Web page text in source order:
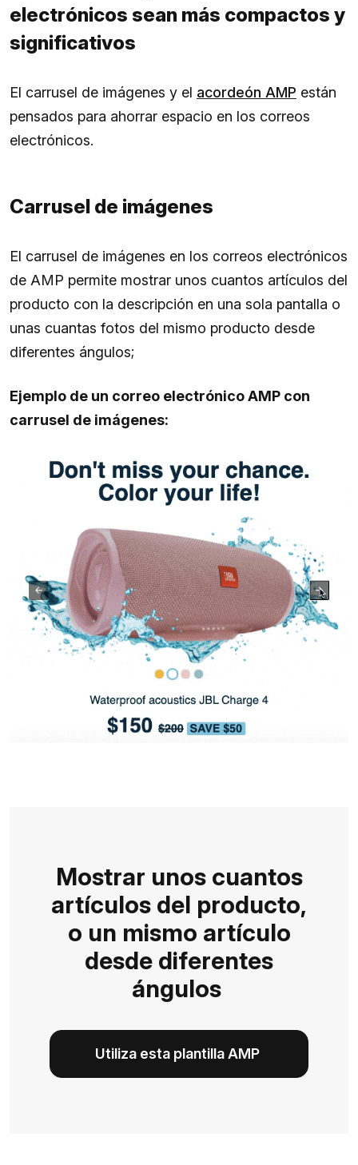
electrónicos sean más compactos y
significativos
El carrusel de imágenes y el acordeón AMP están
pensados para ahorrar espacio en los correos
electrónicos.
Carrusel de imágenes
El carrusel de imágenes en los correos electrónicos
de AMP permite mostrar unos cuantos artículos del
producto con la descripción en una sola pantalla o
unas cuantas fotos del mismo producto desde
diferentes ángulos;
Ejemplo de un correo electrónico AMP con
carrusel de imágenes:
Mostrar unos cuantos
artículos del producto,
o un mismo artículo
desde diferentes
ángulos
Utiliza esta plantilla AMP